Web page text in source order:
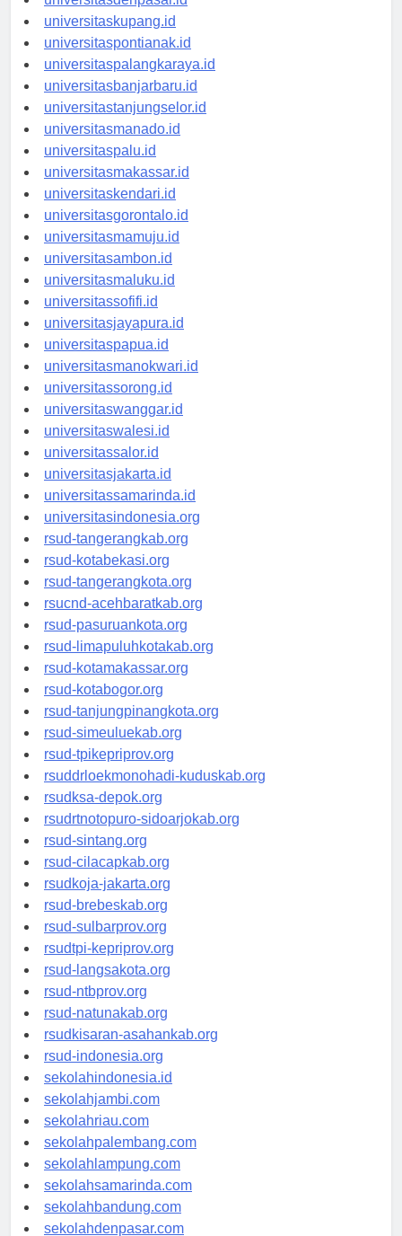
universitasdenpasar.id
universitaskupang.id
universitaspontianak.id
universitaspalangkaraya.id
universitasbanjarbaru.id
universitastanjungselor.id
universitasmanado.id
universitaspalu.id
universitasmakassar.id
universitaskendari.id
universitasgorontalo.id
universitasmamuju.id
universitasambon.id
universitasmaluku.id
universitassofifi.id
universitasjayapura.id
universitaspapua.id
universitasmanokwari.id
universitassorong.id
universitaswanggar.id
universitaswalesi.id
universitassalor.id
universitasjakarta.id
universitassamarinda.id
universitasindonesia.org
rsud-tangerangkab.org
rsud-kotabekasi.org
rsud-tangerangkota.org
rsucnd-acehbaratkab.org
rsud-pasuruankota.org
rsud-limapuluhkotakab.org
rsud-kotamakassar.org
rsud-kotabogor.org
rsud-tanjungpinangkota.org
rsud-simeuluekab.org
rsud-tpikepriprov.org
rsuddrloekmonohadi-kuduskab.org
rsudksa-depok.org
rsudrtnotopuro-sidoarjokab.org
rsud-sintang.org
rsud-cilacapkab.org
rsudkoja-jakarta.org
rsud-brebeskab.org
rsud-sulbarprov.org
rsudtpi-kepriprov.org
rsud-langsakota.org
rsud-ntbprov.org
rsud-natunakab.org
rsudkisaran-asahankab.org
rsud-indonesia.org
sekolahindonesia.id
sekolahjambi.com
sekolahriau.com
sekolahpalembang.com
sekolahlampung.com
sekolahsamarinda.com
sekolahbandung.com